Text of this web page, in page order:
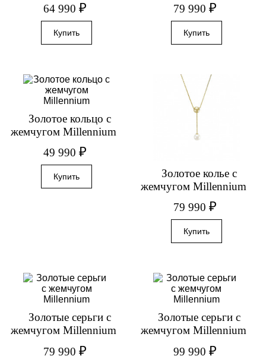
64 990₽
79 990 ₽
Золотое кольцо с
жемчугом Millennium
49 990₽
Золотое колье с
жемчугом Millennium
79 990 ₽
Золотые серьги с
жемчугом Millennium
79 990₽
Золотые серьги с
жемчугом Millennium
99 990 ₽